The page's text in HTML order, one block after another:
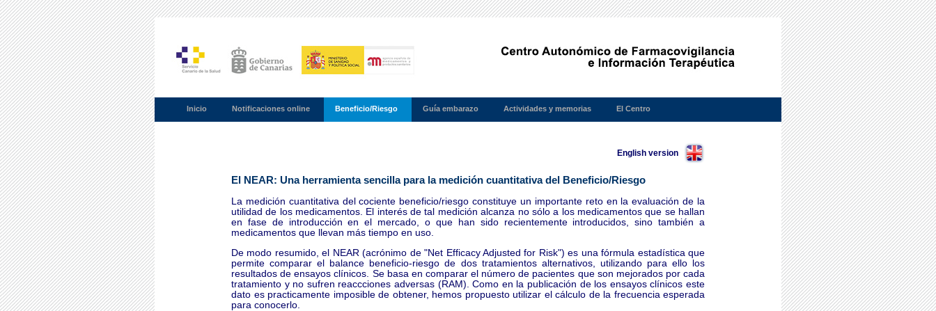
Inicio Notificaciones online Beneficio/Riesgo Guía embarazo Actividades y memorias El Centro
English version
El NEAR: Una herramienta sencilla para la medición cuantitativa del Beneficio/Riesgo
La medición cuantitativa del cociente beneficio/riesgo constituye un importante reto en la evaluación de la
utilidad de los medicamentos. El interés de tal medición alcanza no sólo a los medicamentos que se hallan
en fase de introducción en el mercado, o que han sido recientemente introducidos, sino también a
medicamentos que llevan más tiempo en uso.
De modo resumido, el NEAR (acrónimo de "Net Efficacy Adjusted for Risk") es una fórmula estadística que
permite comparar el balance beneficio-riesgo de dos tratamientos alternativos, utilizando para ello los
resultados de ensayos clínicos. Se basa en comparar el número de pacientes que son mejorados por cada
tratamiento y no sufren reaccciones adversas (RAM). Como en la publicación de los ensayos clínicos este
dato es practicamente imposible de obtener, hemos propuesto utilizar el cálculo de la frecuencia esperada
para conocerlo.